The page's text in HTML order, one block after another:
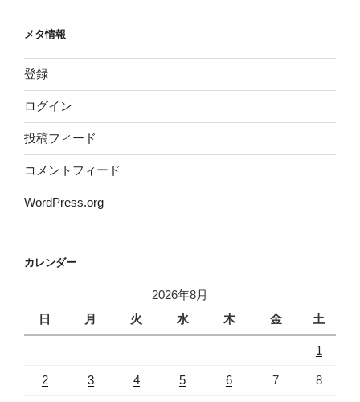
メタ情報
登録
ログイン
投稿フィード
コメントフィード
WordPress.org
カレンダー
2026年8月
日
月 火 水 木 金 土
1
2 3 4 5 6 7 8